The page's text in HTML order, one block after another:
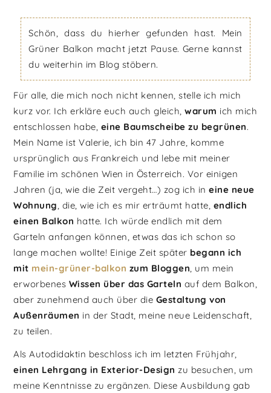
Schön, dass du hierher gefunden hast. Mein
Grüner Balkon macht jetzt Pause. Gerne kannst
du weiterhin im Blog stöbern.
Für alle, die mich noch nicht kennen, stelle ich mich
kurz vor. Ich erkläre euch auch gleich,warum ich mich
entschlossen habe, eine Baumscheibe zu begrünen.
Mein Name ist Valerie, ich bin 47 Jahre, komme
ursprünglich aus Frankreich und lebe mit meiner
Familie im schönen Wien in Österreich. Vor einigen
Jahren (ja, wie die Zeit vergeht…) zog ich ineine neue
Wohnung , die, wie ich es mir erträumt hatte, endlich
einen Balkon hatte. Ich würde endlich mit dem
Garteln anfangen können, etwas das ich schon so
lange machen wollte! Einige Zeit später begann ich
mit mein-grüner-balkon zum Bloggen , um mein
erworbenes Wissen über das Garteln auf dem Balkon,
aber zunehmend auch über die Gestaltung von
Außenräumen in der Stadt, meine neue Leidenschaft,
zu teilen.
Als Autodidaktin beschloss ich im letzten Frühjahr,
einen Lehrgang in Exterior-Design zu besuchen, um
meine Kenntnisse zu ergänzen. Diese Ausbildung gab